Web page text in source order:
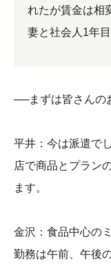
れたが賃金は相
妻と社会人1年
──まずは皆さんの
平井：今は派遣で
店で商品とプラン
ます。
金沢：食品中心の
勤務は午前、午後